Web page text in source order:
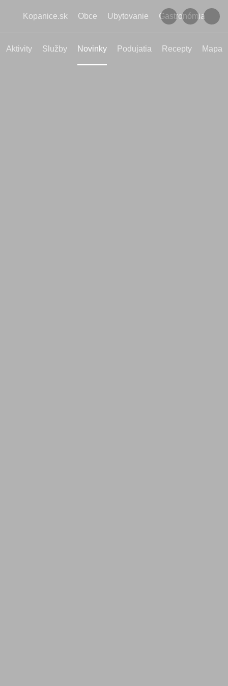
Kopanice.sk Obce Ubytovanie Gastronómia
Aktivity Služby Novinky Podujatia Recepty Mapa